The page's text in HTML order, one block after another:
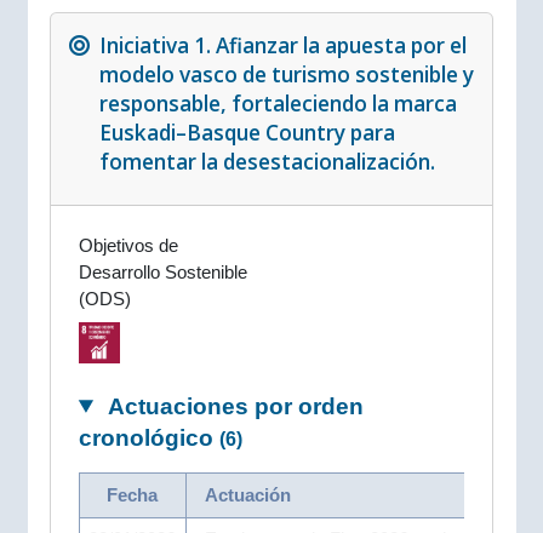
Iniciativa 1. Afianzar la apuesta por el
modelo vasco de turismo sostenible y
responsable, fortaleciendo la marca
Euskadi–Basque Country para
fomentar la desestacionalización.
Objetivos de
Desarrollo Sostenible
(ODS)
Actuaciones por orden
cronológico (6)
Fecha Actuación